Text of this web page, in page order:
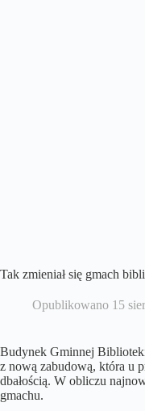
Tak zmieniał się gmach
Opublikowano 15
Budynek Gminnej
z nową zabudową, która u
dbałością. W obliczu
gmachu.